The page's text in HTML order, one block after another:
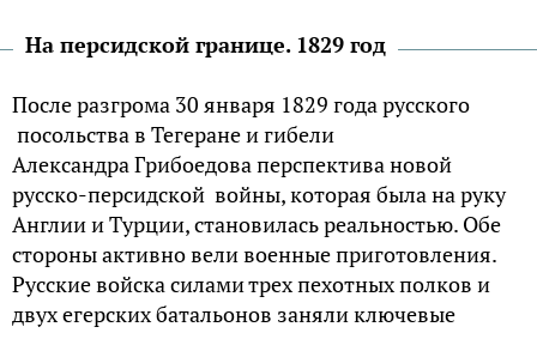
На персидской границе. 1829 год
После разгрома 30 января 1829 года русского
посольства в Тегеране и гибели
Александра Грибоедова перспектива новой
русско-персидской войны, которая была на руку
Англии и Турции, становилась реальностью. Обе
стороны активно вели военные приготовления.
Русские войска силами трех пехотных полков и
двух егерских батальонов заняли ключевые